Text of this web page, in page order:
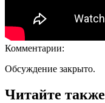
Комментарии:
Обсуждение закрыто.
Читайте также